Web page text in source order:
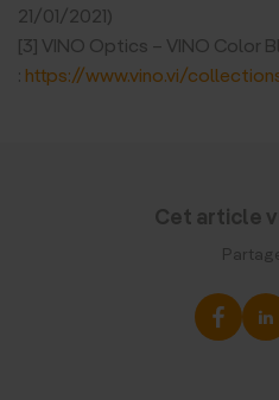
21/01/2021)
[3] VINO Optics – VINO Color
: https://www.vino.vi/
Cet article